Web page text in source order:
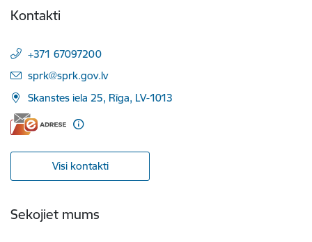
Kontakti
+371 67097200
E-pasts:
sprk@sprk.gov.lv
Skanstes iela 25, Rīga, LV-1013
Visi kontakti
Sekojiet mums